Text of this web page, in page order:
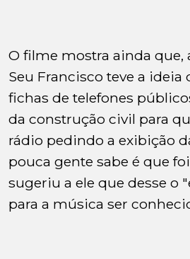
O filme mostra ainda que,
Seu Francisco teve a ideia
fichas de telefones
da construção civil para
rádio pedindo a exibição
pouca gente sabe é que
sugeriu a ele que desse o
para a música ser